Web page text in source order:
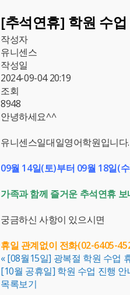
[추석연휴] 학원 수
작성자
유니센스
작성일
2024-09-04 20:19
조회
8948
안녕하세요^^
유니센스일대일영어학원입니다.
09월 14일(토)부터 09월 18일(
가족과 함께 즐거운 추석연휴
궁금하신 사항이 있으시면
휴일 관계없이 전화(02-6405-
«[08월15일] 광복절 학원 수업
[10월 공휴일] 학원 수업 진행 안
목록보기